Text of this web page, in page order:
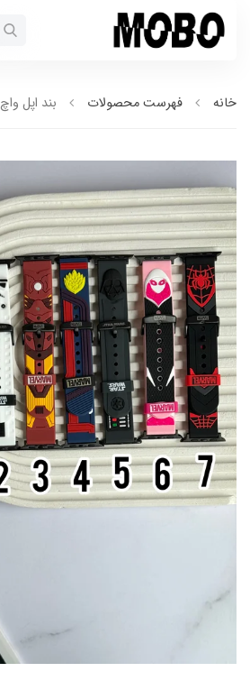
خانه فهرست محصولات بند اپل واچ MARVEL (کدw5019)